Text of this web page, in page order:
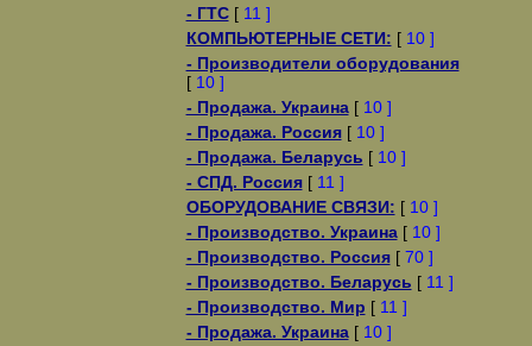
- ГТС[ 11 ]
КОМПЬЮТЕРНЫЕ СЕТИ: [ 10 ]
- Производители оборудования
[ 10 ]
- Продажа. Украина[ 10 ]
- Продажа. Россия[ 10 ]
- Продажа. Беларусь [ 10 ]
- СПД. Россия[ 11 ]
ОБОРУДОВАНИЕ СВЯЗИ: [ 10 ]
- Производство. Украина[ 10 ]
- Производство. Россия[ 70 ]
- Производство. Беларусь [ 11 ]
- Производство. Мир [ 11 ]
- Продажа. Украина[ 10 ]